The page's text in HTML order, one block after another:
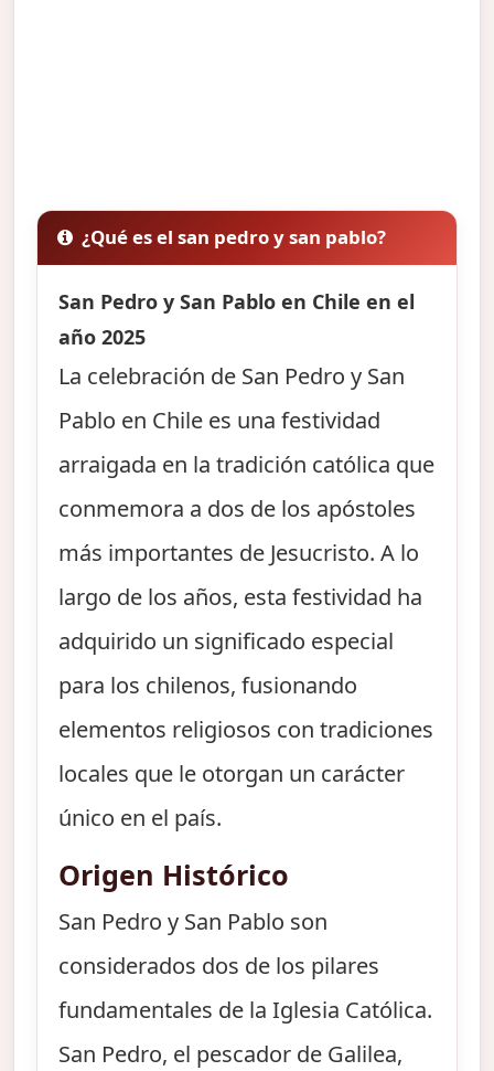
¿Qué es el san pedro y san pablo?
San Pedro y San Pablo en Chile en el
año 2025
La celebración de San Pedro y San
Pablo en Chile es una festividad
arraigada en la tradición católica que
conmemora a dos de los apóstoles
más importantes de Jesucristo. A lo
largo de los años, esta festividad ha
adquirido un significado especial
para los chilenos, fusionando
elementos religiosos con tradiciones
locales que le otorgan un carácter
único en el país.
Origen Histórico
San Pedro y San Pablo son
considerados dos de los pilares
fundamentales de la Iglesia Católica.
San Pedro, el pescador de Galilea,